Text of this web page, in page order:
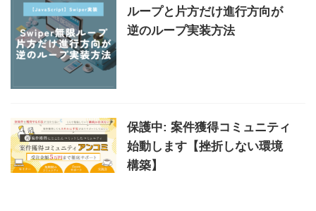
ループと片方だけ進行方向が
逆のループ実装方法
保護中: 案件獲得コミュニティ
始動します【挫折しない環境
構築】